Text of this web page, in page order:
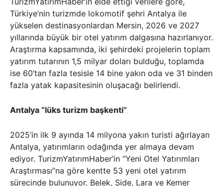
Türkiye’nin turizmde lokomotif şehri Antalya ile
yükselen destinasyonlardan Mersin, 2026 ve 2027
yıllarında büyük bir otel yatırım dalgasına hazırlanıyor.
Araştırma kapsamında, iki şehirdeki projelerin toplam
yatırım tutarının 1,5 milyar doları bulduğu, toplamda
ise 60’tan fazla tesisle 14 bine yakın oda ve 31 binden
fazla yatak kapasitesinin oluşacağı belirlendi.
Antalya “lüks turizm başkenti”
2025’in ilk 9 ayında 14 milyona yakın turisti ağırlayan
Antalya, yatırımların odağında yer almaya devam
ediyor. TurizmYatırımHaber’in “Yeni Otel Yatırımları
Araştırması”na göre kentte 53 yeni otel yatırım
sürecinde bulunuyor. Belek, Side, Lara ve Kemer